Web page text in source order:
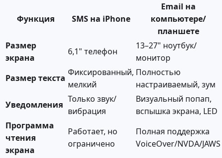
Функция SMS на iPhone
Email на
компьютере/
планшете
Размер
экрана
6,1" телефон
13–27" ноутбук/
монитор
Размер текста
Фиксированный,
мелкий
Полностью
настраиваемый, зум
Уведомления
Только звук/
вибрация
Визуальный попап,
вспышка экрана, LED
Программа
чтения
экрана
Работает, но
ограничено
Полная поддержка
VoiceOver/NVDA/JAWS